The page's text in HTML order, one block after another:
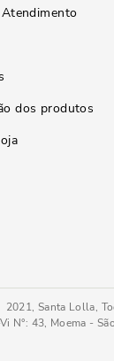
dos produtos
2021, Santa Lolla,
N°: 43, Moema -